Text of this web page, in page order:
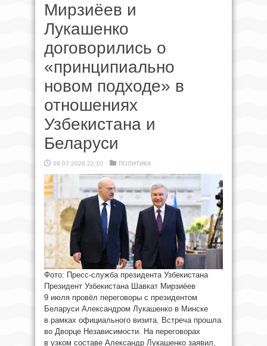
Мирзиёев и
Лукашенко
договорились о
«принципиально
новом подходе» в
отношениях
Узбекистана и
Беларуси
09.07.2026 22:10 ПОЛИТИКА
Фото: Пресс-служба президента Узбекистана
Президент Узбекистана Шавкат Мирзиёев
9 июля провёл переговоры с президентом
Беларуси Александром Лукашенко в Минске
в рамках официального визита. Встреча прошла
во Дворце Независимости. На переговорах
в узком составе Александр Лукашенко заявил,